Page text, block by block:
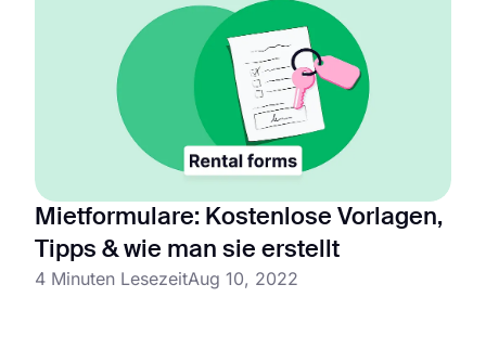
Mietformulare: Kostenlose Vorlagen,
Tipps & wie man sie erstellt
4 Minuten LesezeitAug 10, 2022